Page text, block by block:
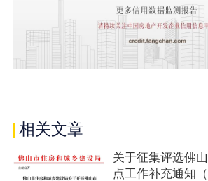
相关文章
关于征集评选佛
点工作补充通知（